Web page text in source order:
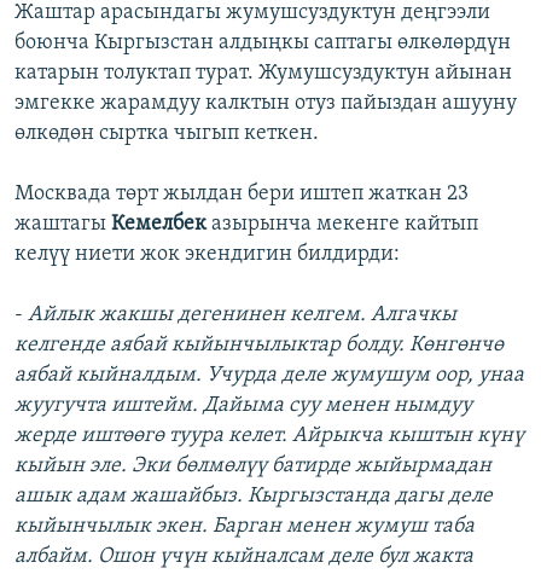
Жаштар арасындагы жумушсуздуктун деңгээли
боюнча Кыргызстан алдыңкы саптагы өлкөлөрдүн
катарын толуктап турат. Жумушсуздуктун айынан
эмгекке жарамдуу калктын отуз пайыздан ашууну
өлкөдөн сыртка чыгып кеткен.
Москвада төрт жылдан бери иштеп жаткан 23
жаштагы Кемелбеказырынча мекенге кайтып
келүү ниети жок экендигин билдирди:
- Айлык жакшы дегенинен келгем. Алгачкы
келгенде аябай кыйынчылыктар болду. Көнгөнчө
аябай кыйналдым. Учурда деле жумушум оор, унаа
жуугучта иштейм. Дайыма суу менен нымдуу
жерде иштөөгө туура келет. Айрыкча кыштын күнү
кыйын эле. Эки бөлмөлүү батирде жыйырмадан
ашык адам жашайбыз. Кыргызстанда дагы деле
кыйынчылык экен. Барган менен жумуш таба
албайм. Ошон үчүн кыйналсам деле бул жакта